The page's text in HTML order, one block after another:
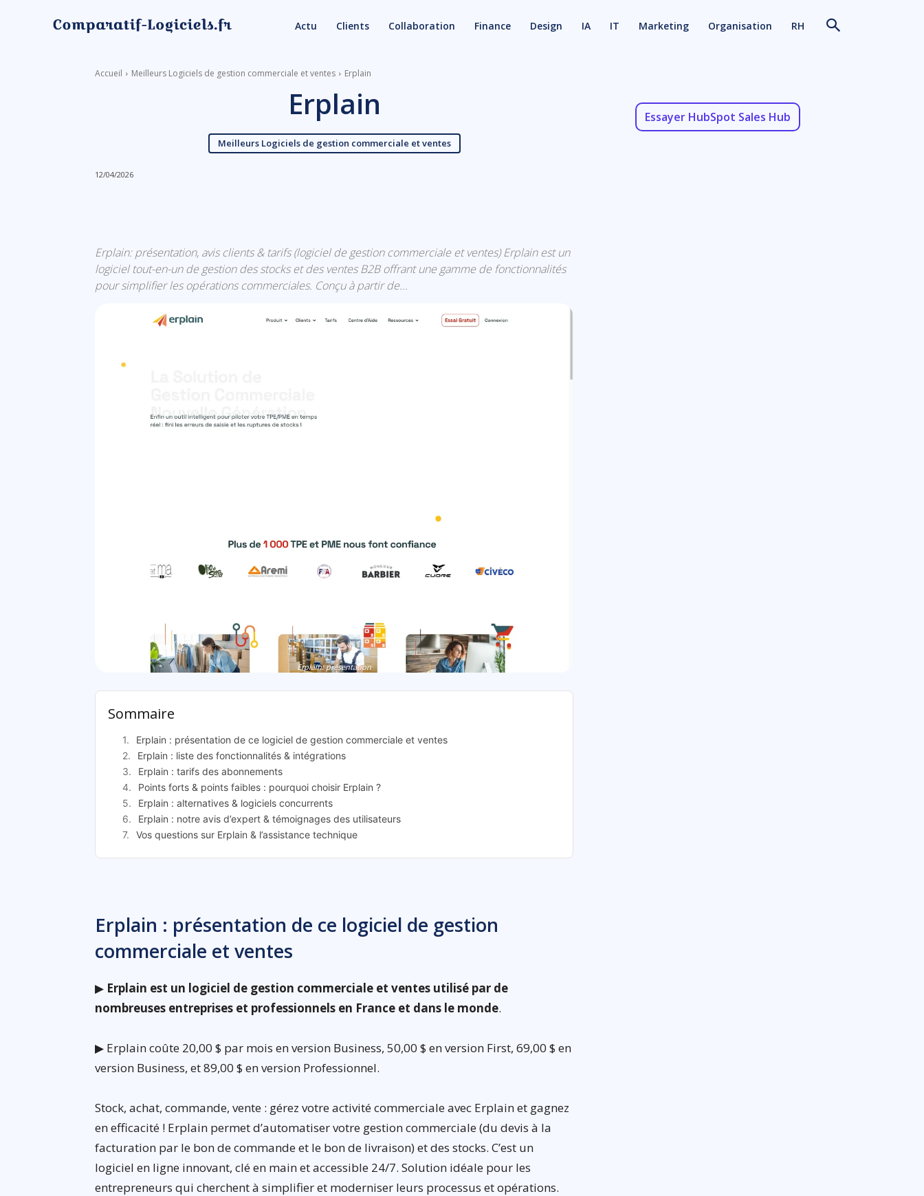
Actu Clients Collaboration Finance Design IA IT Marketing Organisation RH
Accueil Meilleurs Logiciels de gestion commerciale et ventes Erplain
Erplain
Meilleurs Logiciels de gestion commerciale et ventes
12/04/2026
Erplain: présentation, avis clients & tarifs (logiciel de gestion commerciale et ventes) Erplain est un
logiciel tout-en-un de gestion des stocks et des ventes B2B offrant une gamme de fonctionnalités
pour simplifier les opérations commerciales. Conçu à partir de...
Erplain: présentation
Sommaire
Erplain : présentation de ce logiciel de gestion commerciale et ventes
Erplain : liste des fonctionnalités & intégrations
Erplain : tarifs des abonnements
Points forts & points faibles : pourquoi choisir Erplain ?
Erplain : alternatives & logiciels concurrents
Erplain : notre avis d’expert & témoignages des utilisateurs
Vos questions sur Erplain & l’assistance technique
Erplain : présentation de ce logiciel de gestion
commerciale et ventes
▶ Erplain est un logiciel de gestion commerciale et ventes utilisé par de
nombreuses entreprises et professionnels en France et dans le monde.
▶ Erplain coûte 20,00 $ par mois en version Business, 50,00 $ en version First, 69,00 $ en
version Business, et 89,00 $ en version Professionnel.
Stock, achat, commande, vente : gérez votre activité commerciale avec Erplain et gagnez
en efficacité ! Erplain permet d’automatiser votre gestion commerciale (du devis à la
facturation par le bon de commande et le bon de livraison) et des stocks. C’est un
logiciel en ligne innovant, clé en main et accessible 24/7. Solution idéale pour les
entrepreneurs qui cherchent à simplifier et moderniser leurs processus et opérations.
Essayer HubSpot Sales Hub